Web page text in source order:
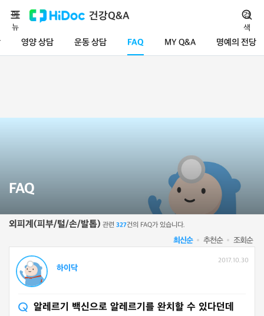
건강Q&A
영양 상담 운동 상담 FAQ MY Q&A 명예의 전당
메
뉴
검
색
FAQ
외피계(피부/털/손/발톱) 관련 327건의 FAQ가 있습니다.
최신순 추천순 조회순
하이닥
2017.10.30
알레르기 백신으로 알레르기를 완치할 수 있다던데